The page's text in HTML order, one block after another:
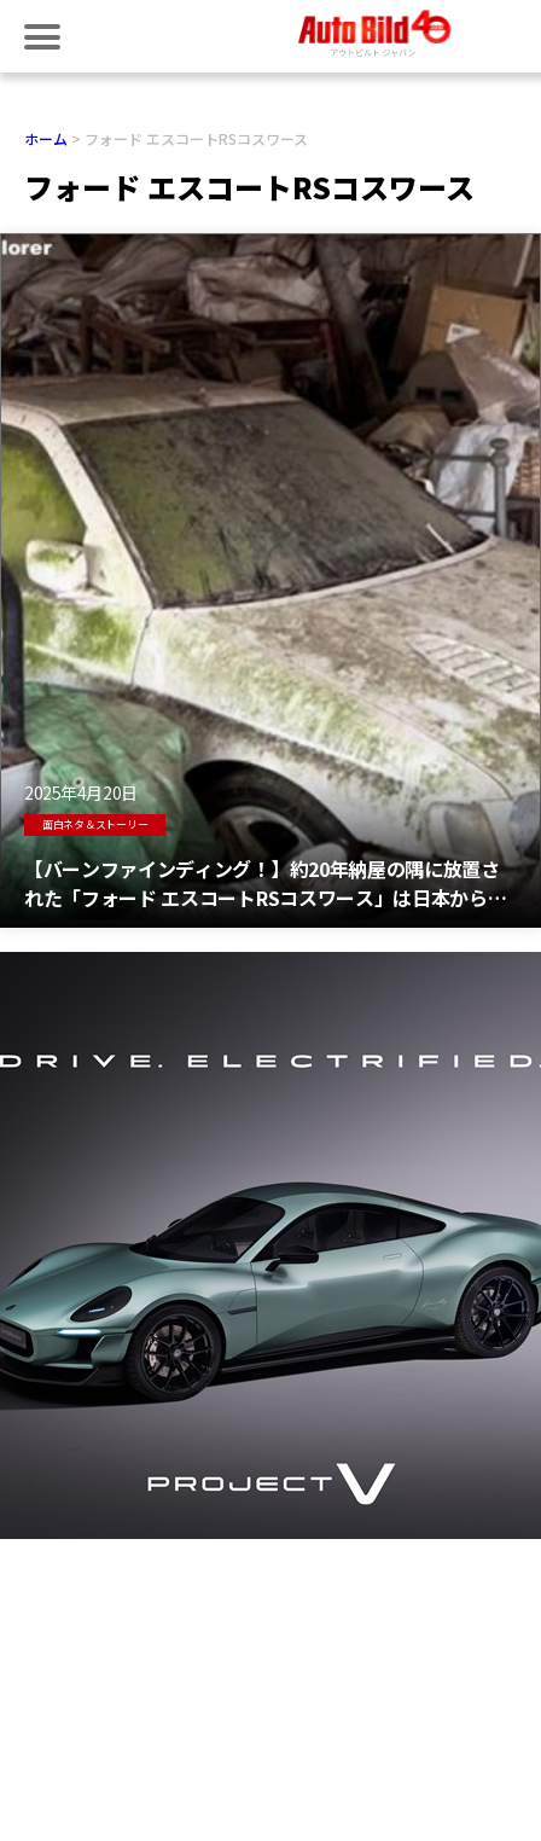
ホーム フォード エスコートRSコスワース
フォード エスコートRSコスワース
2025年4月20日
面白ネタ＆ストーリー
【バーンファインディング！】約20年納屋の隅に放置さ
れた「フォード エスコートRSコスワース」は日本からの
盗難車？その価値約1,650万円！